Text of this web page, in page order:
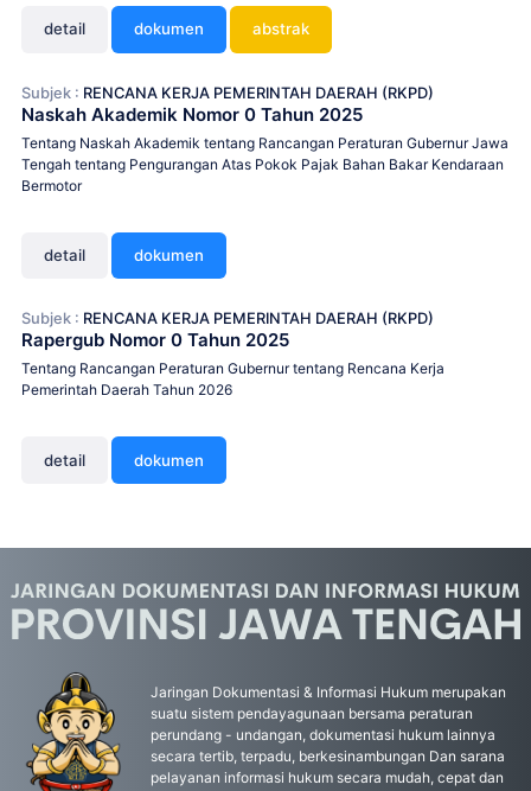
detail dokumen abstrak
Subjek : RENCANA KERJA PEMERINTAH DAERAH (RKPD)
Naskah Akademik Nomor 0 Tahun 2025
Tentang Naskah Akademik tentang Rancangan Peraturan Gubernur Jawa
Tengah tentang Pengurangan Atas Pokok Pajak Bahan Bakar Kendaraan
Bermotor
detail dokumen
Subjek : RENCANA KERJA PEMERINTAH DAERAH (RKPD)
Rapergub Nomor 0 Tahun 2025
Tentang Rancangan Peraturan Gubernur tentang Rencana Kerja
Pemerintah Daerah Tahun 2026
detail dokumen
Jaringan Dokumentasi & Informasi Hukum merupakan
suatu sistem pendayagunaan bersama peraturan
perundang - undangan, dokumentasi hukum lainnya
secara tertib, terpadu, berkesinambungan Dan sarana
pelayanan informasi hukum secara mudah, cepat dan